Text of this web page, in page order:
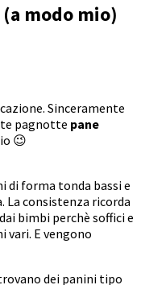
modo mio)
Sinceramente
pagnotte pane
😉
di forma tonda bassi e
La consistenza ricorda
bimbi perchè soffici e
E vengono
dei panini tipo